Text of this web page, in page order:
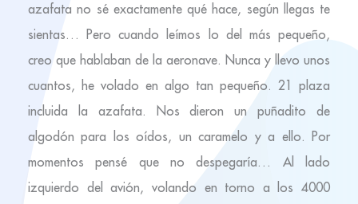
azafata no sé exactamente qué hace, según llegas te
sientas… Pero cuando leímos lo del más pequeño,
creo que hablaban de la aeronave. Nunca y llevo unos
cuantos, he volado en algo tan pequeño. 21 plaza
incluida la azafata. Nos dieron un puñadito de
algodón para los oídos, un caramelo y a ello. Por
momentos pensé que no despegaría… Al lado
izquierdo del avión, volando en torno a los 4000